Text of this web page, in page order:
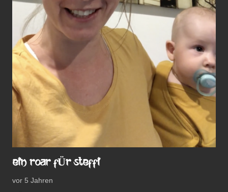
EIN ROAR FÜR STEFFI
vor 5 Jahren